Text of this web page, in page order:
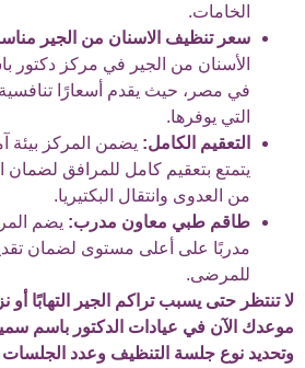
الخامات.
سعر تنظيف الاسنان من الجير
الأسنان من الجير في مركز
في مصر، حيث يقدم أسعارًا
التي يوفرها.
التعقيم الكامل: يضمن المركز بيئة
يتمتع بتعقيم كامل للمرافق
من العدوى وانتقال البكتيريا.
طاقم طبي معاون مدرب: يضم
مدربًا على أعلى مستوى لضمان
للمرضى.
لا تنتظر حتى يسبب تراكم الجير التهابًا أو
موعدك الآن في عيادات الدكتور باسم
وتحديد نوع جلسة التنظيف وعدد الجلسات